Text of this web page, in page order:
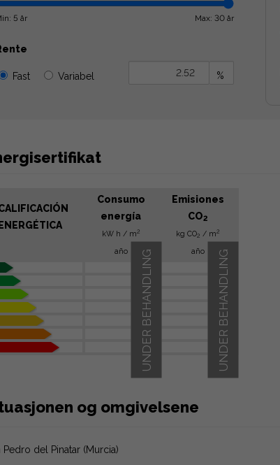
5 år Max: 30 år
Fast Variabel %
ENERGÉTICA
Consumo
energía
kW h / m2
año
Emisiones
CO2
kg CO2 / m2
año UNDER BEHANDLING
UNDER BEHANDLING
og omgivelsene
Pedro del Pinatar (Murcia)